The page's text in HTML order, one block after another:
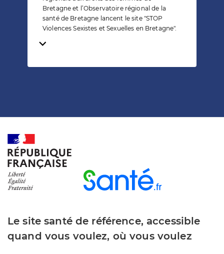
Bretagne et l’Observatoire régional de la
santé de Bretagne lancent le site "STOP
Violences Sexistes et Sexuelles en Bretagne".
Temps de lecture
Le site santé de référence, accessible
quand vous voulez, où vous voulez